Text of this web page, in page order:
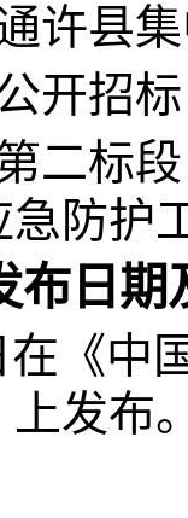
许县
开招标
二标
急防护
布日期
在《中
上发布